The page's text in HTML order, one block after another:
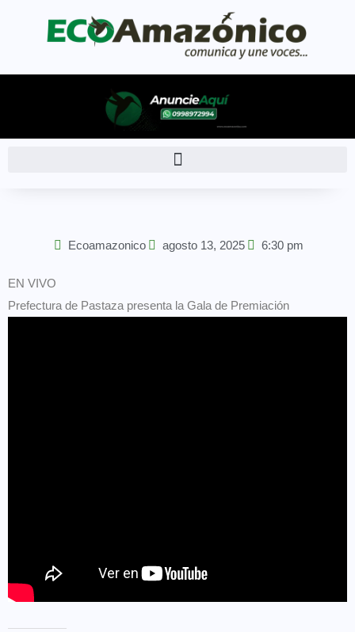
Ecoamazonico agosto 13, 2025 6:30 pm
EN VIVO
Prefectura de Pastaza presenta la Gala de Premiación